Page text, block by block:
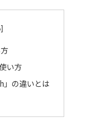
い方
」の違いとは